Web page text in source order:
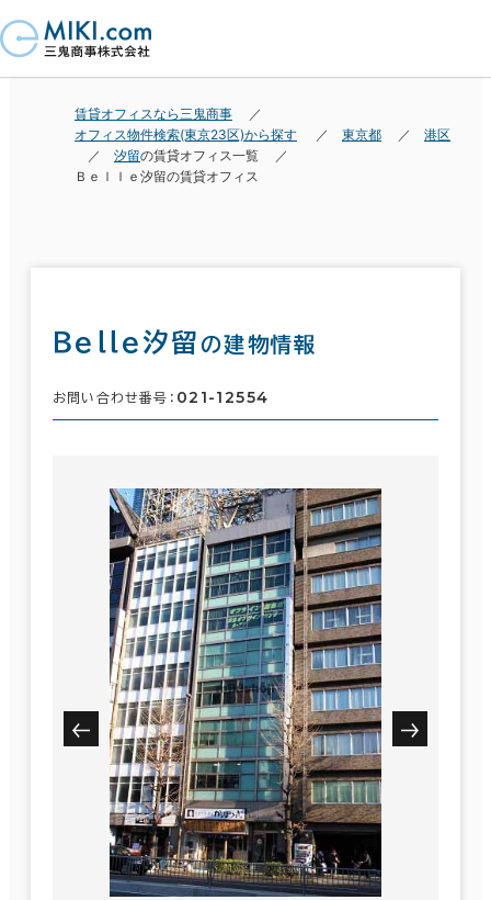
賃貸オフィスなら三鬼商事
オフィス物件検索(東京23区)から探す
東京都
港区
汐留の賃貸オフィス一覧
Ｂｅｌｌｅ汐留の賃貸オフィス
Ｂｅｌｌｅ汐留 の建物情報
お問い合わせ番号： 021-12554